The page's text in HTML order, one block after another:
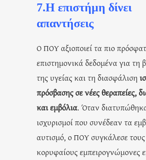
7.Η επιστήμη δίνει
απαντήσεις
Ο ΠΟΥ αξιοποιεί τα πιο
επιστημονικά δεδομένα για τη
της υγείας και τη διασφάλιση
πρόσβασης σε νέες θεραπείες,
και εμβόλια. Όταν
ισχυρισμοί που συνέδεαν τα
αυτισμό, ο ΠΟΥ συγκάλεσε τους
κορυφαίους εμπειρογνώμονες